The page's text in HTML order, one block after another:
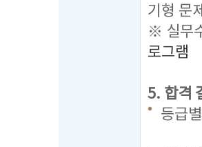
기형 문
※ 실무
로그램
5. 합격
등급